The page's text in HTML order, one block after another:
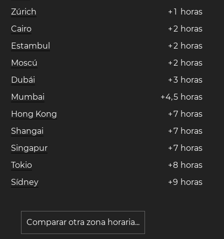
Zúrich
+ 1 horas
Cairo
+2 horas
Estambul
+2 horas
Moscú
+2 horas
Dubái
+3 horas
Mumbai
+4,5 horas
Hong Kong
+7 horas
Shangai
+7 horas
Singapur
+7 horas
Tokio
+8 horas
Sídney
+9 horas
Comparar otra zona horaria...